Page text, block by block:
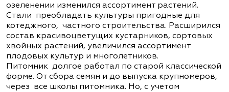
озеленении изменился ассортимент растений.
Стали преобладать культуры пригодные для
котеджного, частного строительства. Расширился
состав красивоцветущих кустарников, сортовых
хвойных растений, увеличился ассортимент
плодовых культур и многолетников.
Питомник долгое работал по старой классической
форме. От сбора семян и до выпуска крупномеров,
через все школы питомника. Но, с учетом